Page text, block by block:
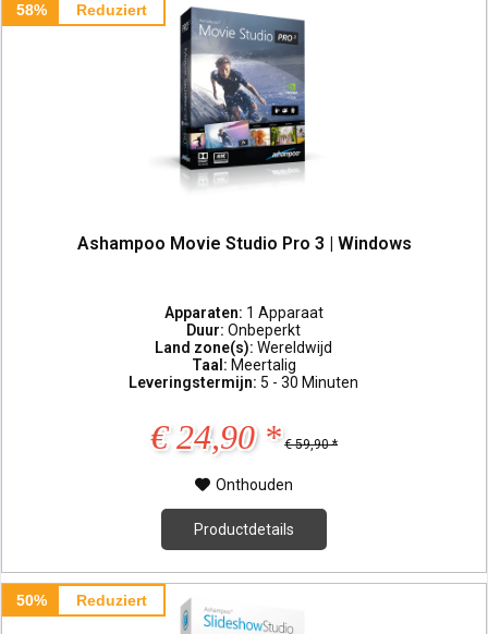
58% Reduziert
Ashampoo Movie Studio Pro 3 | Windows
Apparaten: 1 Apparaat
Duur:Onbeperkt
Land zone(s):Wereldwijd
Taal: Meertalig
Leveringstermijn: 5 - 30 Minuten
€ 24,90 * € 59,90 *
Onthouden
Productdetails
50% Reduziert